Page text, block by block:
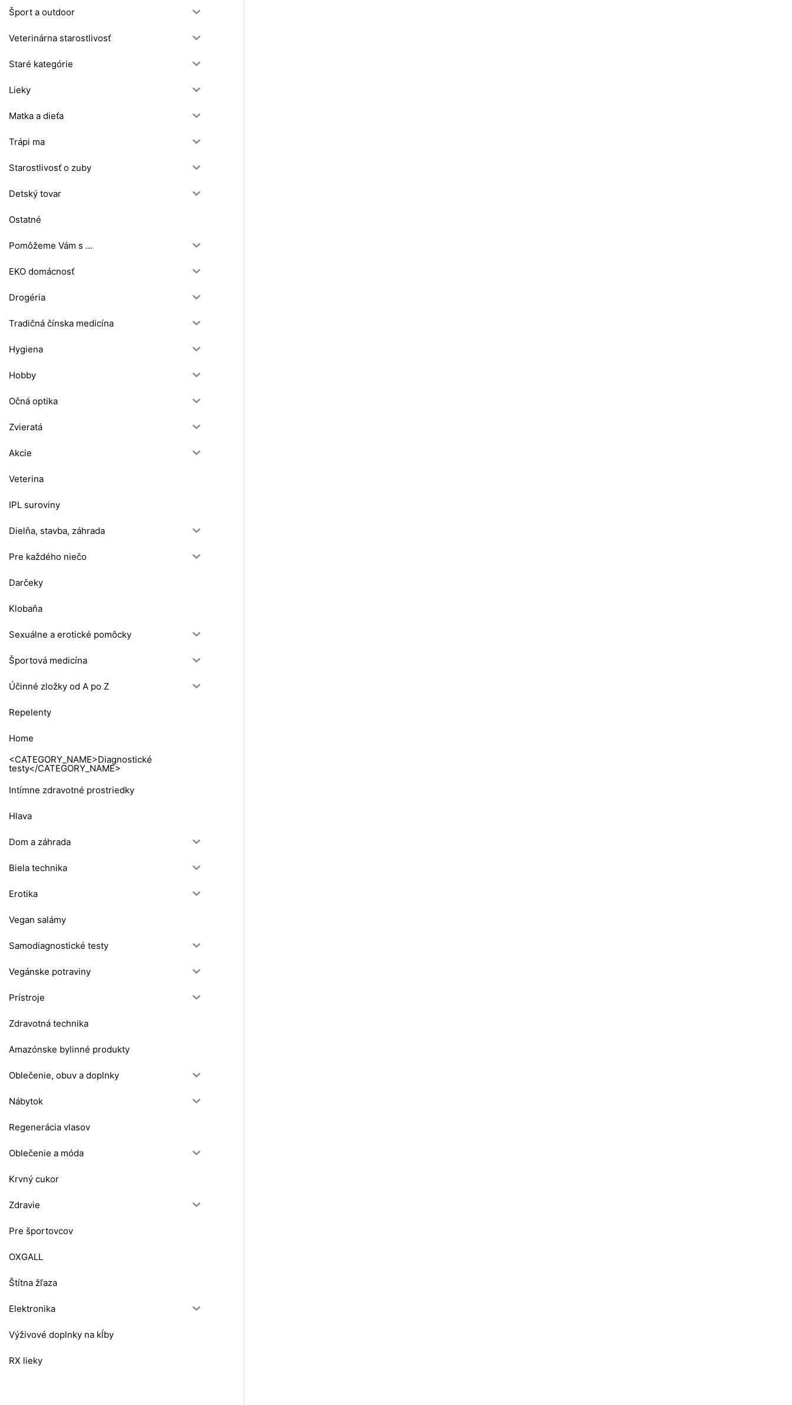
Šport a outdoor
Veterinárna starostlivosť
Staré kategórie
Lieky
Matka a dieťa
Trápi ma
Starostlivosť o zuby
Detský tovar
Ostatné
Pomôžeme Vám s ...
EKO domácnosť
Drogéria
Tradičná čínska medicína
Hygiena
Hobby
Očná optika
Zvieratá
Akcie
Veterina
IPL suroviny
Dielňa, stavba, záhrada
Pre každého niečo
Darčeky
Klobaňa
Sexuálne a erotické pomôcky
Športová medicína
Účinné zložky od A po Z
Repelenty
Home
<CATEGORY_NAME>Diagnostické
testy</CATEGORY_NAME>
Intímne zdravotné prostriedky
Hlava
Dom a záhrada
Biela technika
Erotika
Vegan salámy
Samodiagnostické testy
Vegánske potraviny
Prístroje
Zdravotná technika
Amazónske bylinné produkty
Oblečenie, obuv a doplnky
Nábytok
Regenerácia vlasov
Oblečenie a móda
Krvný cukor
Zdravie
Pre športovcov
OXGALL
Štítna žľaza
Elektronika
Výživové doplnky na kĺby
RX lieky